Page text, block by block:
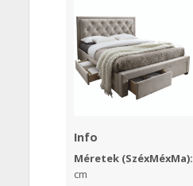
Info
Méretek (SzéxMéxMa):
cm